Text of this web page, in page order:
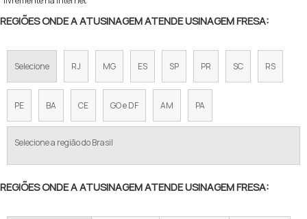
REGIÕES ONDE A ATUSINAGEM ATENDE USINAGEM FRESA:
Selecione RJ MG ES SP PR SC RS
PE BA CE GO e DF AM PA
Selecione a região do Brasil
REGIÕES ONDE A ATUSINAGEM ATENDE USINAGEM FRESA: